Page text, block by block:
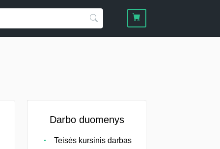
Darbo duomenys
Teisės kursinis darbas